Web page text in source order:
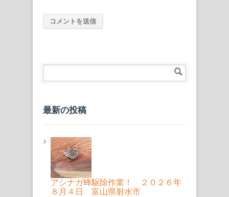
最新の投稿
アシナガ蜂駆除作業！ ２０２６年
８月４日 富山県射水市